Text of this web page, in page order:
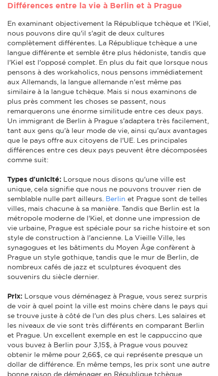
Différences entre la vie à Berlin et à Prague
En examinant objectivement la République tchèque et l'Kiel,
nous pouvons dire qu'il s'agit de deux cultures
complètement différentes. La République tchèque a une
langue différente et semble être plus hédoniste, tandis que
l'Kiel est l'opposé complet. En plus du fait que lorsque nous
pensons à des workaholics, nous pensons immédiatement
aux Allemands, la langue allemande n'est même pas
similaire à la langue tchèque. Mais si nous examinons de
plus près comment les choses se passent, nous
remarquerons une énorme similitude entre ces deux pays.
Un immigrant de Berlin à Prague s'adaptera très facilement,
tant aux gens qu'à leur mode de vie, ainsi qu'aux avantages
que le pays offre aux citoyens de l'UE. Les principales
différences entre ces deux pays peuvent être décomposées
comme suit:
Types d'unicité: Lorsque nous disons qu'une ville est
unique, cela signifie que nous ne pouvons trouver rien de
semblable nulle part ailleurs. Berlin et Prague sont de telles
villes, mais chacune à sa manière. Tandis que Berlin est la
métropole moderne de l'Kiel, et donne une impression de
vie urbaine, Prague est spéciale pour sa riche histoire et son
style de construction à l'ancienne. La Vieille Ville, les
synagogues et les bâtiments du Moyen Âge confèrent à
Prague un style gothique, tandis que le mur de Berlin, de
nombreux cafés de jazz et sculptures évoquent des
souvenirs du siècle dernier.
Prix: Lorsque vous déménagez à Prague, vous serez surpris
de voir à quel point la ville est moins chère dans le pays qui
se trouve juste à côté de l'un des plus chers. Les salaires et
les niveaux de vie sont très différents en comparant Berlin
et Prague. Un excellent exemple en est le cappuccino que
vous buvez à Berlin pour 3,15$, à Prague vous pouvez
obtenir le même pour 2,66$, ce qui représente presque un
dollar de différence. En même temps, les prix sont une autre
bonne raison de déménager en République tchèque.